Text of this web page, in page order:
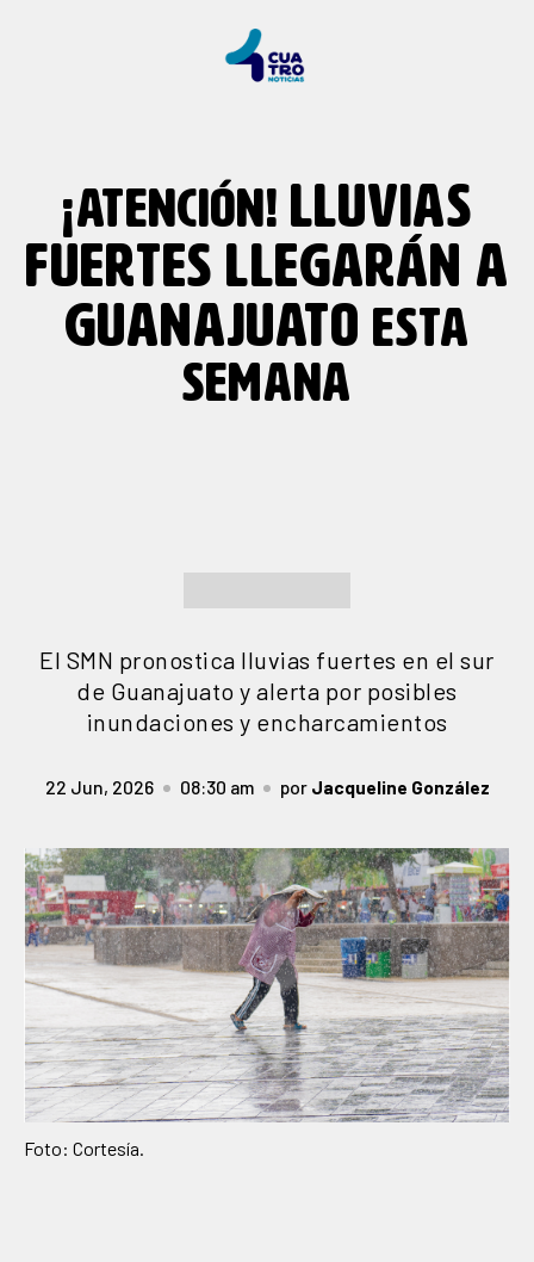
¡ATENCIÓN! LLUVIAS
FUERTES LLEGARÁN A
GUANAJUATO ESTA
SEMANA
El SMN pronostica lluvias fuertes en el sur
de Guanajuato y alerta por posibles
inundaciones y encharcamientos
22 Jun, 2026 08:30 am por Jacqueline González
Foto: Cortesía.